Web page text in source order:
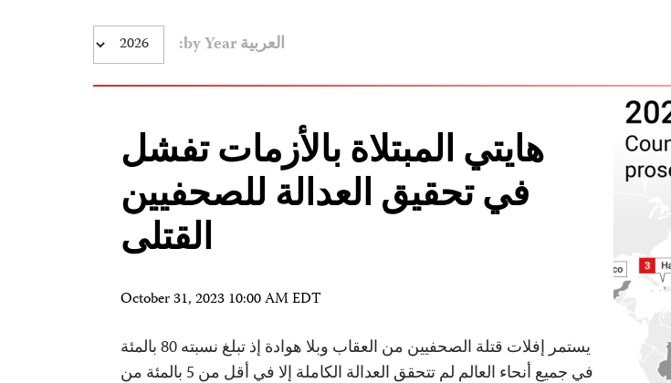
العربية by Year:
هايتي المبتلاة بالأزمات تفشل
في تحقيق العدالة للصحفيين
القتلى
October 31, 2023 10:00 AM EDT
يستمر إفلات قتلة الصحفيين من العقاب وبلا هوادة إذ تبلغ نسبته 80 بالمئة
في جميع أنحاء العالم لم تتحقق العدالة الكاملة إلا في أقل من 5 بالمئة من